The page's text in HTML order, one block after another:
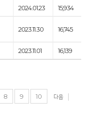
2024.01.23 15,934
2023.11.30 16,745
2023.11.01 16,139
8 9 10
다음